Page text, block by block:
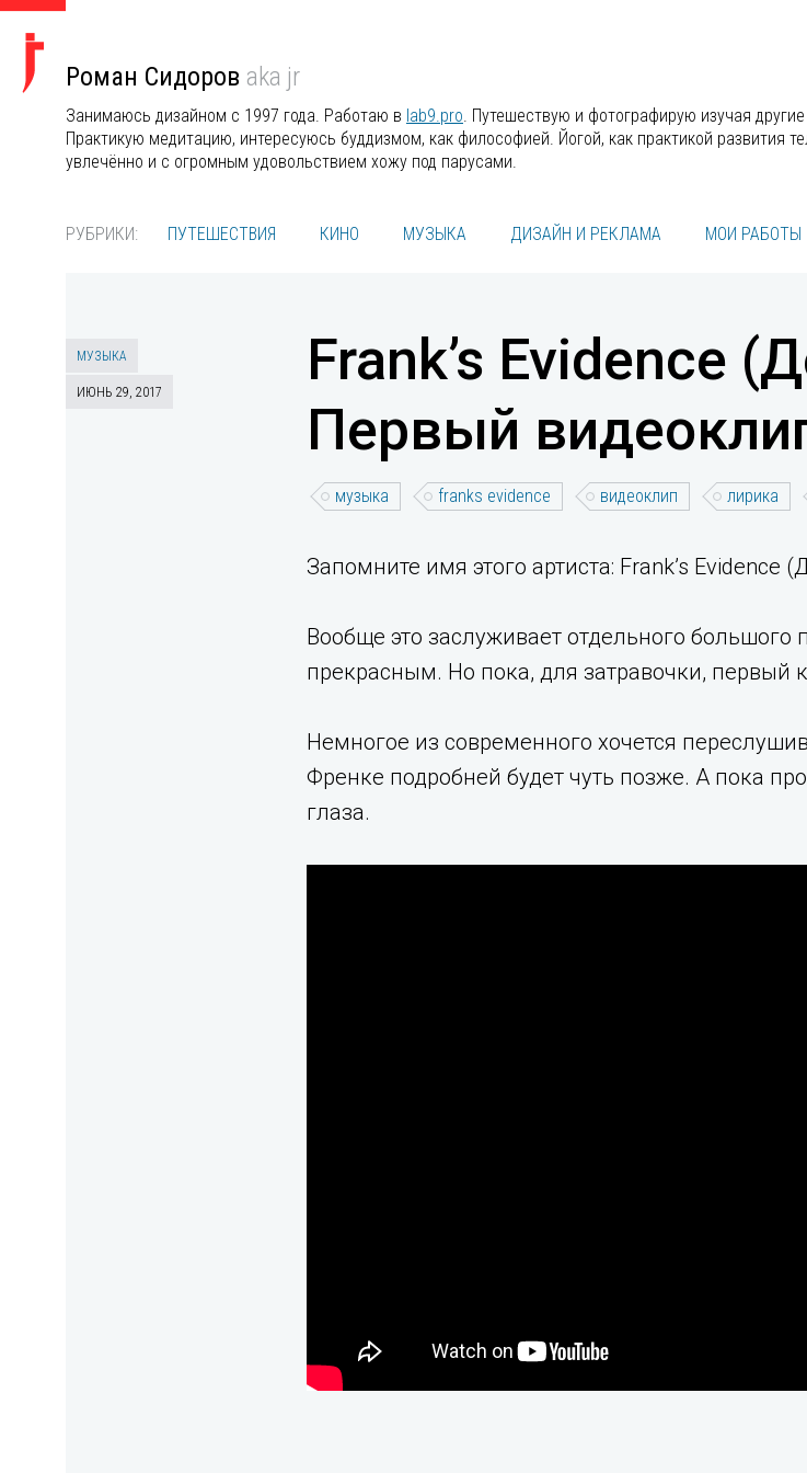
Роман Сидоров aka jr
Занимаюсь дизайном с 1997 года. Работаю в lab9.pro. Путешествую и фотографирую изучая
Практикую медитацию, интересуюсь буддизмом, как философией. Йогой, как практикой развития
увлечённо и с огромным удовольствием хожу под парусами.
РУБРИКИ: ПУТЕШЕСТВИЯ КИНО МУЗЫКА ДИЗАЙН И РЕКЛАМА МОИ РАБОТЫ
МУЗЫКА
ИЮНЬ 29, 2017
Frank’s Evidence
Первый
музыка franks evidence видеоклип лирика
Запомните имя этого артиста: Frank’s Evidence
Вообще это заслуживает отдельного большого
прекрасным. Но пока, для затравочки, первый
Немногое из современного хочется
Френке подробней будет чуть позже. А пока
глаза.